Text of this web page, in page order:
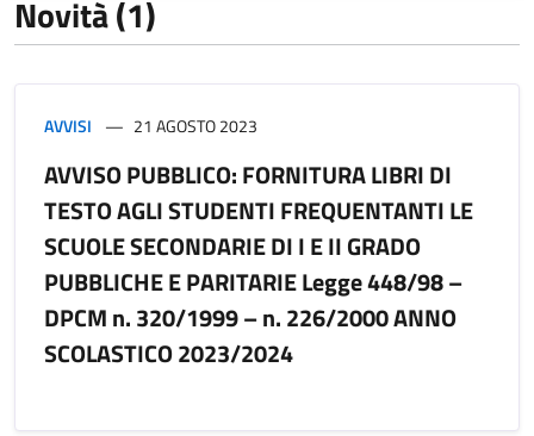
Novità (1)
AVVISI 21 AGOSTO 2023
AVVISO PUBBLICO: FORNITURA LIBRI DI
TESTO AGLI STUDENTI FREQUENTANTI LE
SCUOLE SECONDARIE DI I E II GRADO
PUBBLICHE E PARITARIE Legge 448/98 –
DPCM n. 320/1999 – n. 226/2000 ANNO
SCOLASTICO 2023/2024